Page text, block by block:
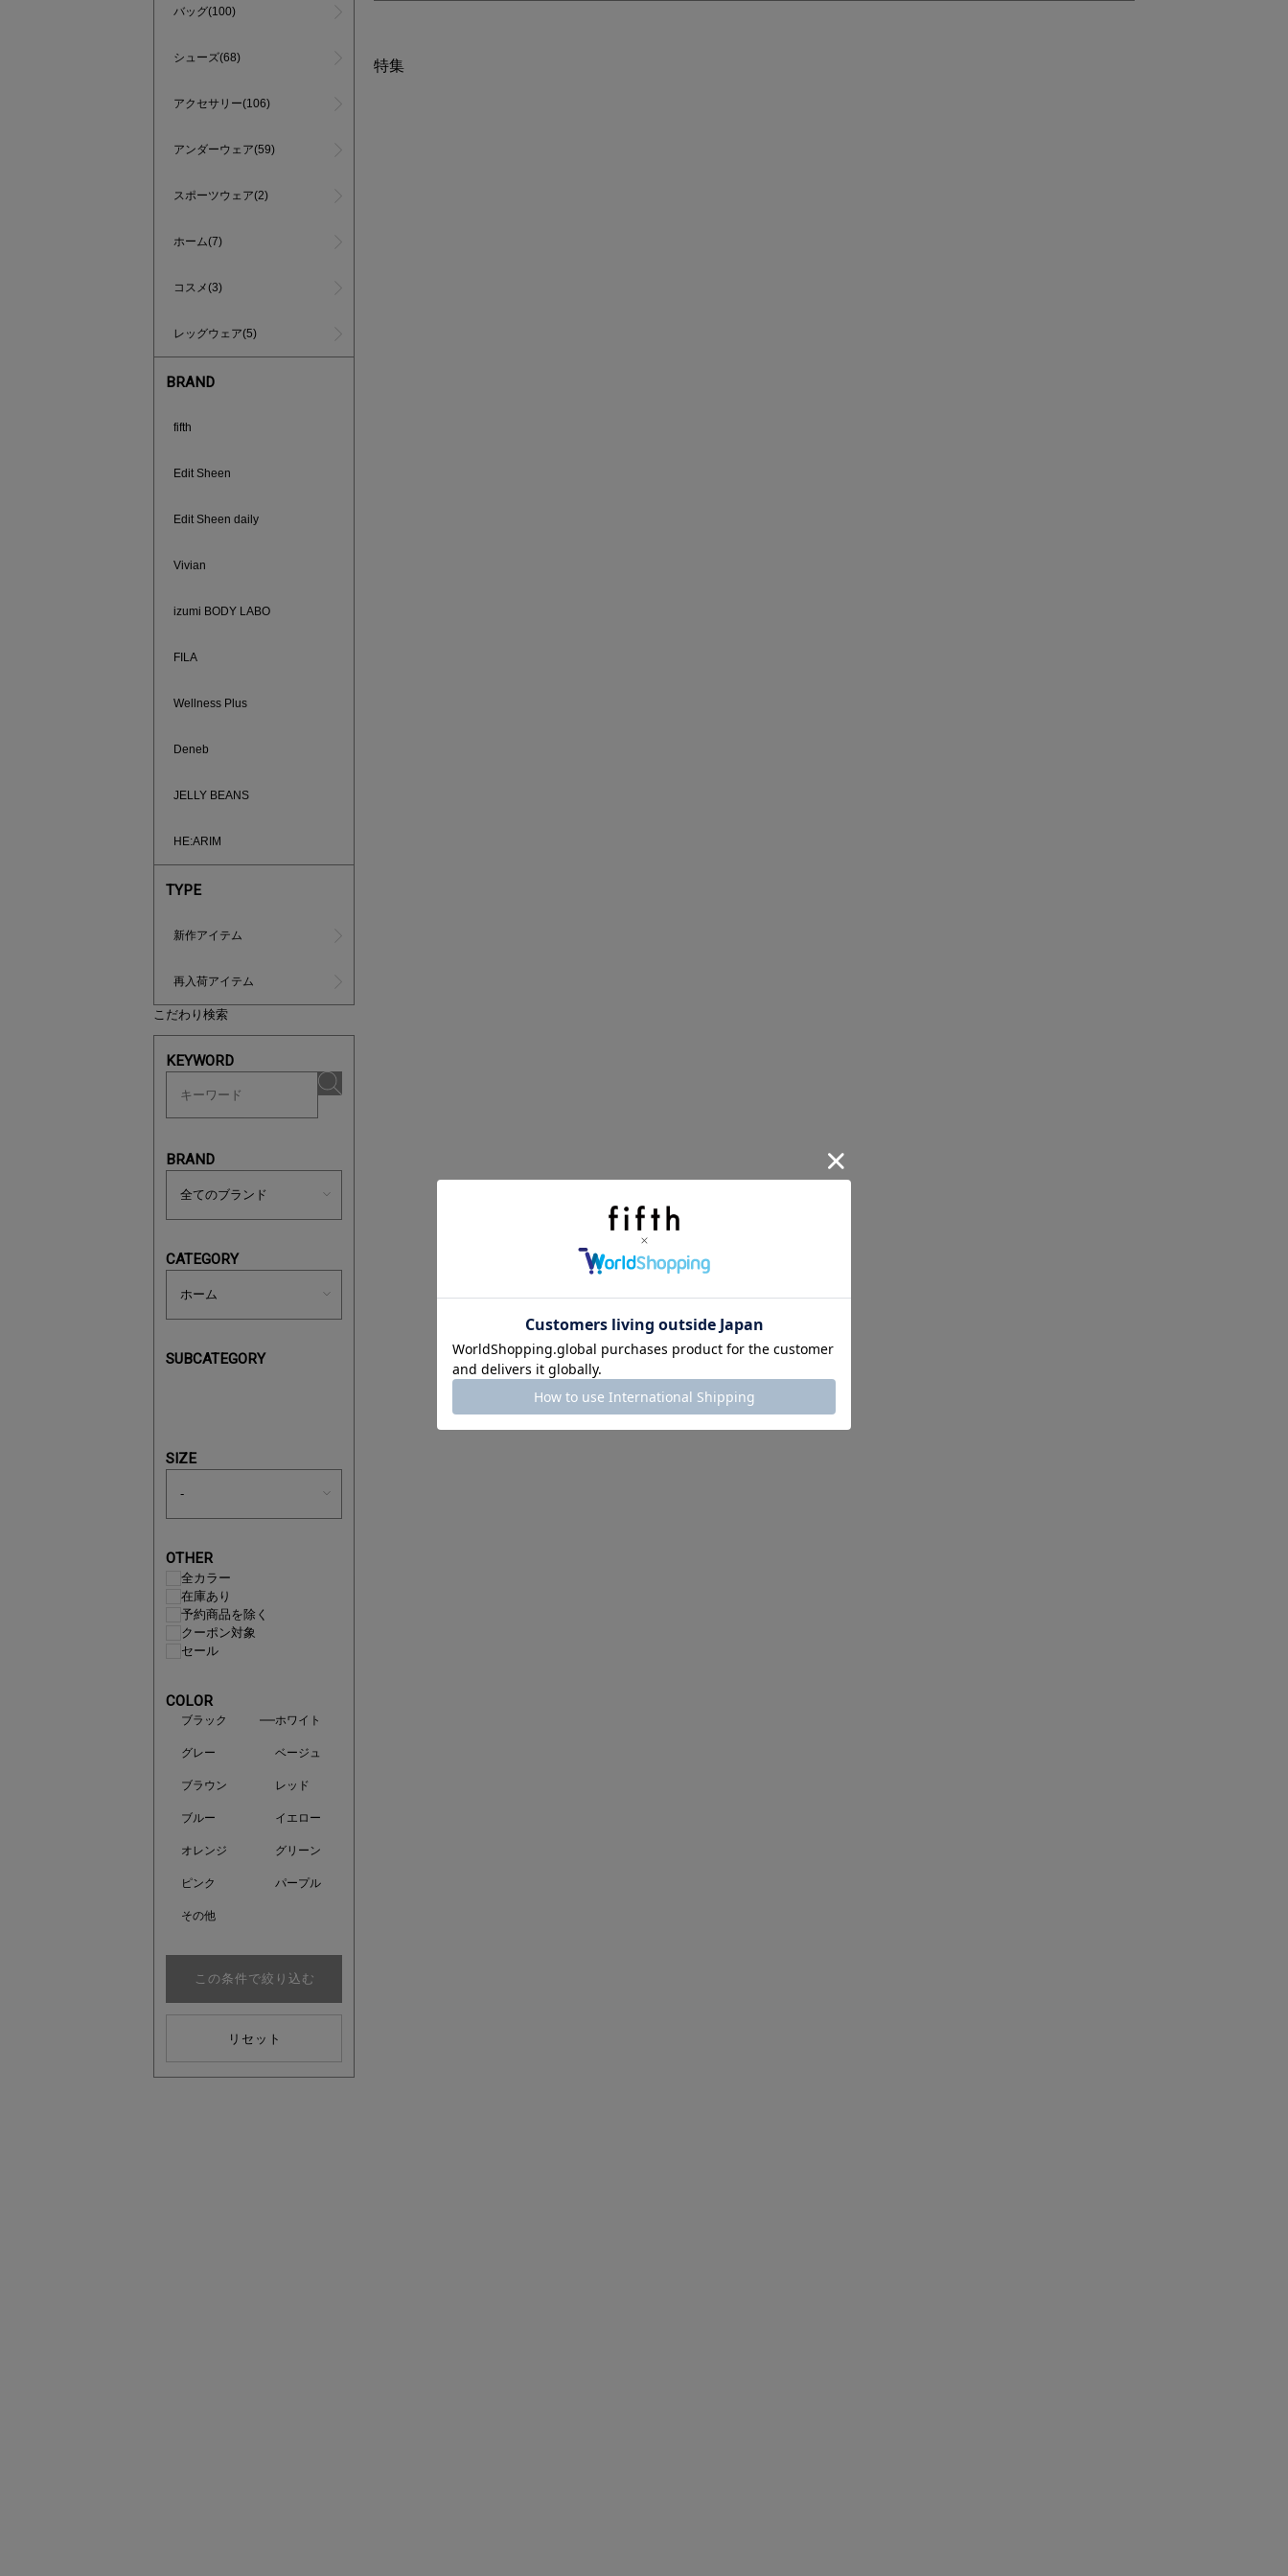
バッグ(100)
シューズ(68)
アクセサリー(106)
アンダーウェア(59)
スポーツウェア(2)
ホーム(7)
コスメ(3)
レッグウェア(5)
BRAND
fifth
Edit Sheen
Edit Sheen daily
Vivian
izumi BODY LABO
FILA
Wellness Plus
Deneb
JELLY BEANS
HE:ARIM
TYPE
新作アイテム
再入荷アイテム
こだわり検索
KEYWORD
BRAND
CATEGORY
SUBCATEGORY
SIZE
OTHER
全カラー
在庫あり
予約商品を除く
クーポン対象
セール
COLOR
ブラック ホワイト
グレー ベージュ
ブラウン レッド
ブルー イエロー
オレンジ グリーン
ピンク パープル
その他
この条件で絞り込む
リセット
特集
買えば買うほどお得! 最大半額クーポン